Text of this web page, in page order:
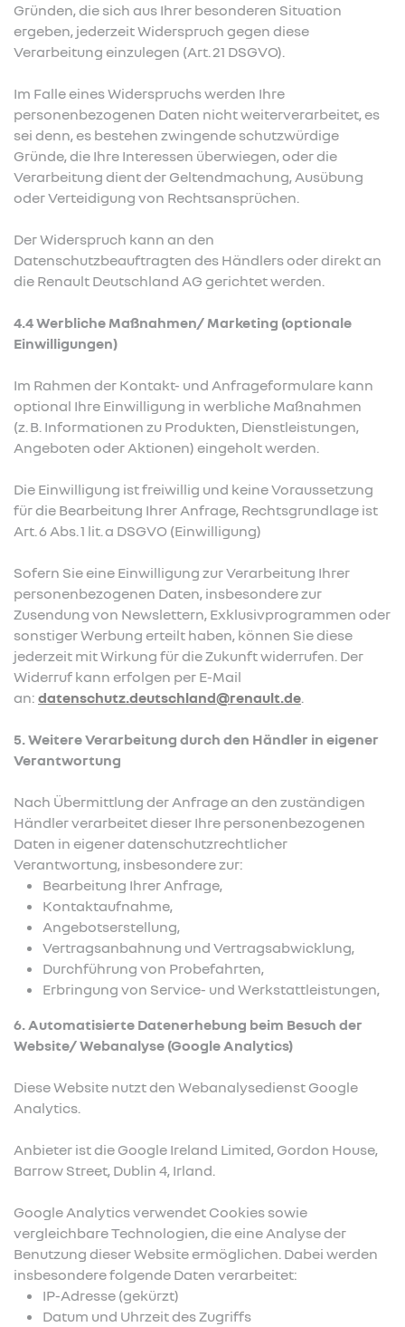
Gründen, die sich aus Ihrer besonderen Situation
ergeben, jederzeit Widerspruch gegen diese
Verarbeitung einzulegen (Art. 21 DSGVO).
Im Falle eines Widerspruchs werden Ihre
personenbezogenen Daten nicht weiterverarbeitet, es
sei denn, es bestehen zwingende schutzwürdige
Gründe, die Ihre Interessen überwiegen, oder die
Verarbeitung dient der Geltendmachung, Ausübung
oder Verteidigung von Rechtsansprüchen.
Der Widerspruch kann an den
Datenschutzbeauftragten des Händlers oder direkt an
die Renault Deutschland AG gerichtet werden.
4.4 Werbliche Maßnahmen/ Marketing (optionale
Einwilligungen)
Im Rahmen der Kontakt- und Anfrageformulare kann
optional Ihre Einwilligung in werbliche Maßnahmen
(z. B. Informationen zu Produkten, Dienstleistungen,
Angeboten oder Aktionen) eingeholt werden.
Die Einwilligung ist freiwillig und keine Voraussetzung
für die Bearbeitung Ihrer Anfrage, Rechtsgrundlage ist
Art. 6 Abs. 1 lit. a DSGVO (Einwilligung)
Sofern Sie eine Einwilligung zur Verarbeitung Ihrer
personenbezogenen Daten, insbesondere zur
Zusendung von Newslettern, Exklusivprogrammen oder
sonstiger Werbung erteilt haben, können Sie diese
jederzeit mit Wirkung für die Zukunft widerrufen. Der
Widerruf kann erfolgen per E-Mail
an: datenschutz.deutschland@renault.de.
5. Weitere Verarbeitung durch den Händler in eigener
Verantwortung
Nach Übermittlung der Anfrage an den zuständigen
Händler verarbeitet dieser Ihre personenbezogenen
Daten in eigener datenschutzrechtlicher
Verantwortung, insbesondere zur:
Bearbeitung Ihrer Anfrage,
Kontaktaufnahme,
Angebotserstellung,
Vertragsanbahnung und Vertragsabwicklung,
Durchführung von Probefahrten,
Erbringung von Service- und Werkstattleistungen,
6. Automatisierte Datenerhebung beim Besuch der
Website/ Webanalyse (Google Analytics)
Diese Website nutzt den Webanalysedienst Google
Analytics.
Anbieter ist die Google Ireland Limited, Gordon House,
Barrow Street, Dublin 4, Irland.
Google Analytics verwendet Cookies sowie
vergleichbare Technologien, die eine Analyse der
Benutzung dieser Website ermöglichen. Dabei werden
insbesondere folgende Daten verarbeitet:
IP-Adresse (gekürzt)
Datum und Uhrzeit des Zugriffs